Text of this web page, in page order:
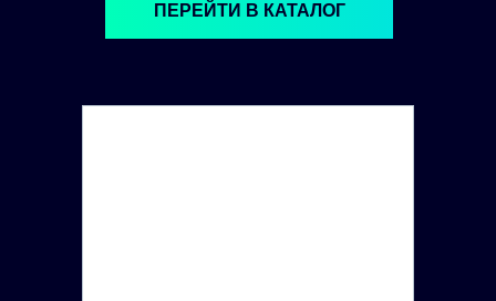
ПЕРЕЙТИ В КАТАЛОГ